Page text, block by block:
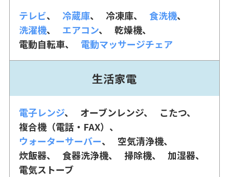
テレビ 冷蔵庫 冷凍庫
食洗機
洗濯機
エアコン
乾燥機
電動自転車
電動マッサージチェア
生活家電
電子レンジ オーブンレンジ
こたつ
複合機（電話・FAX）
ウォーターサーバー
空気清浄機
炊飯器
食器洗浄機 掃除機
加湿器
電気ストーブ